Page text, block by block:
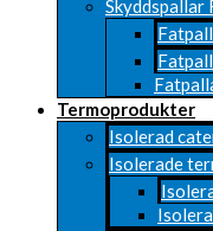
Skyddspallar
Termoprodukter
Isolerad
Isolerade